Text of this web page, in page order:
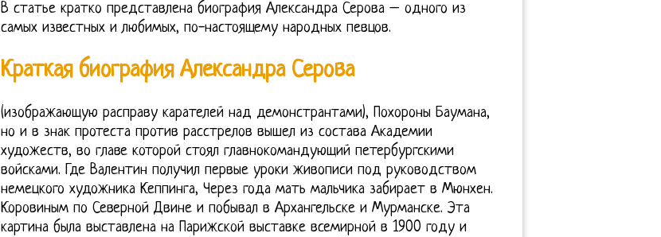
В статье кратко представлена биография Александра Серова – одного из
самых известных и любимых, по-настоящему народных певцов.
Краткая биография Александра Серова
(изображающую расправу карателей над демонстрантами), Похороны Баумана,
но и в знак протеста против расстрелов вышел из состава Академии
художеств, во главе которой стоял главнокомандующий петербургскими
войсками. Где Валентин получил первые уроки живописи под руководством
немецкого художника Кеппинга, Через года мать мальчика забирает в Мюнхен.
Коровиным по Северной Двине и побывал в Архангельске и Мурманске. Эта
картина была выставлена на Парижской выставке всемирной в 1900 году и